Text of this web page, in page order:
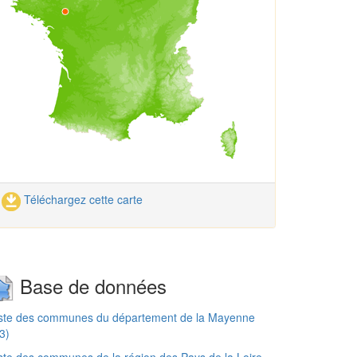
Téléchargez cette carte
Base de données
des communes du département de la Mayenne